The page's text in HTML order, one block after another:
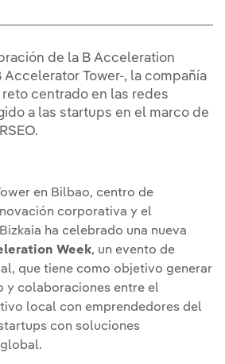
de la B Acceleration
Accelerator Tower-, la compañía
reto centrado en las redes
a las startups en el marco de
en Bilbao, centro de
corporativa y el
ha celebrado una nueva
Week, un evento de
que tiene como objetivo generar
y colaboraciones entre el
local con emprendedores del
con soluciones